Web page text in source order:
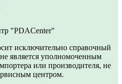
"PDACenter"
исключительно справочный
является уполномоченным
или производителя, не
центром.